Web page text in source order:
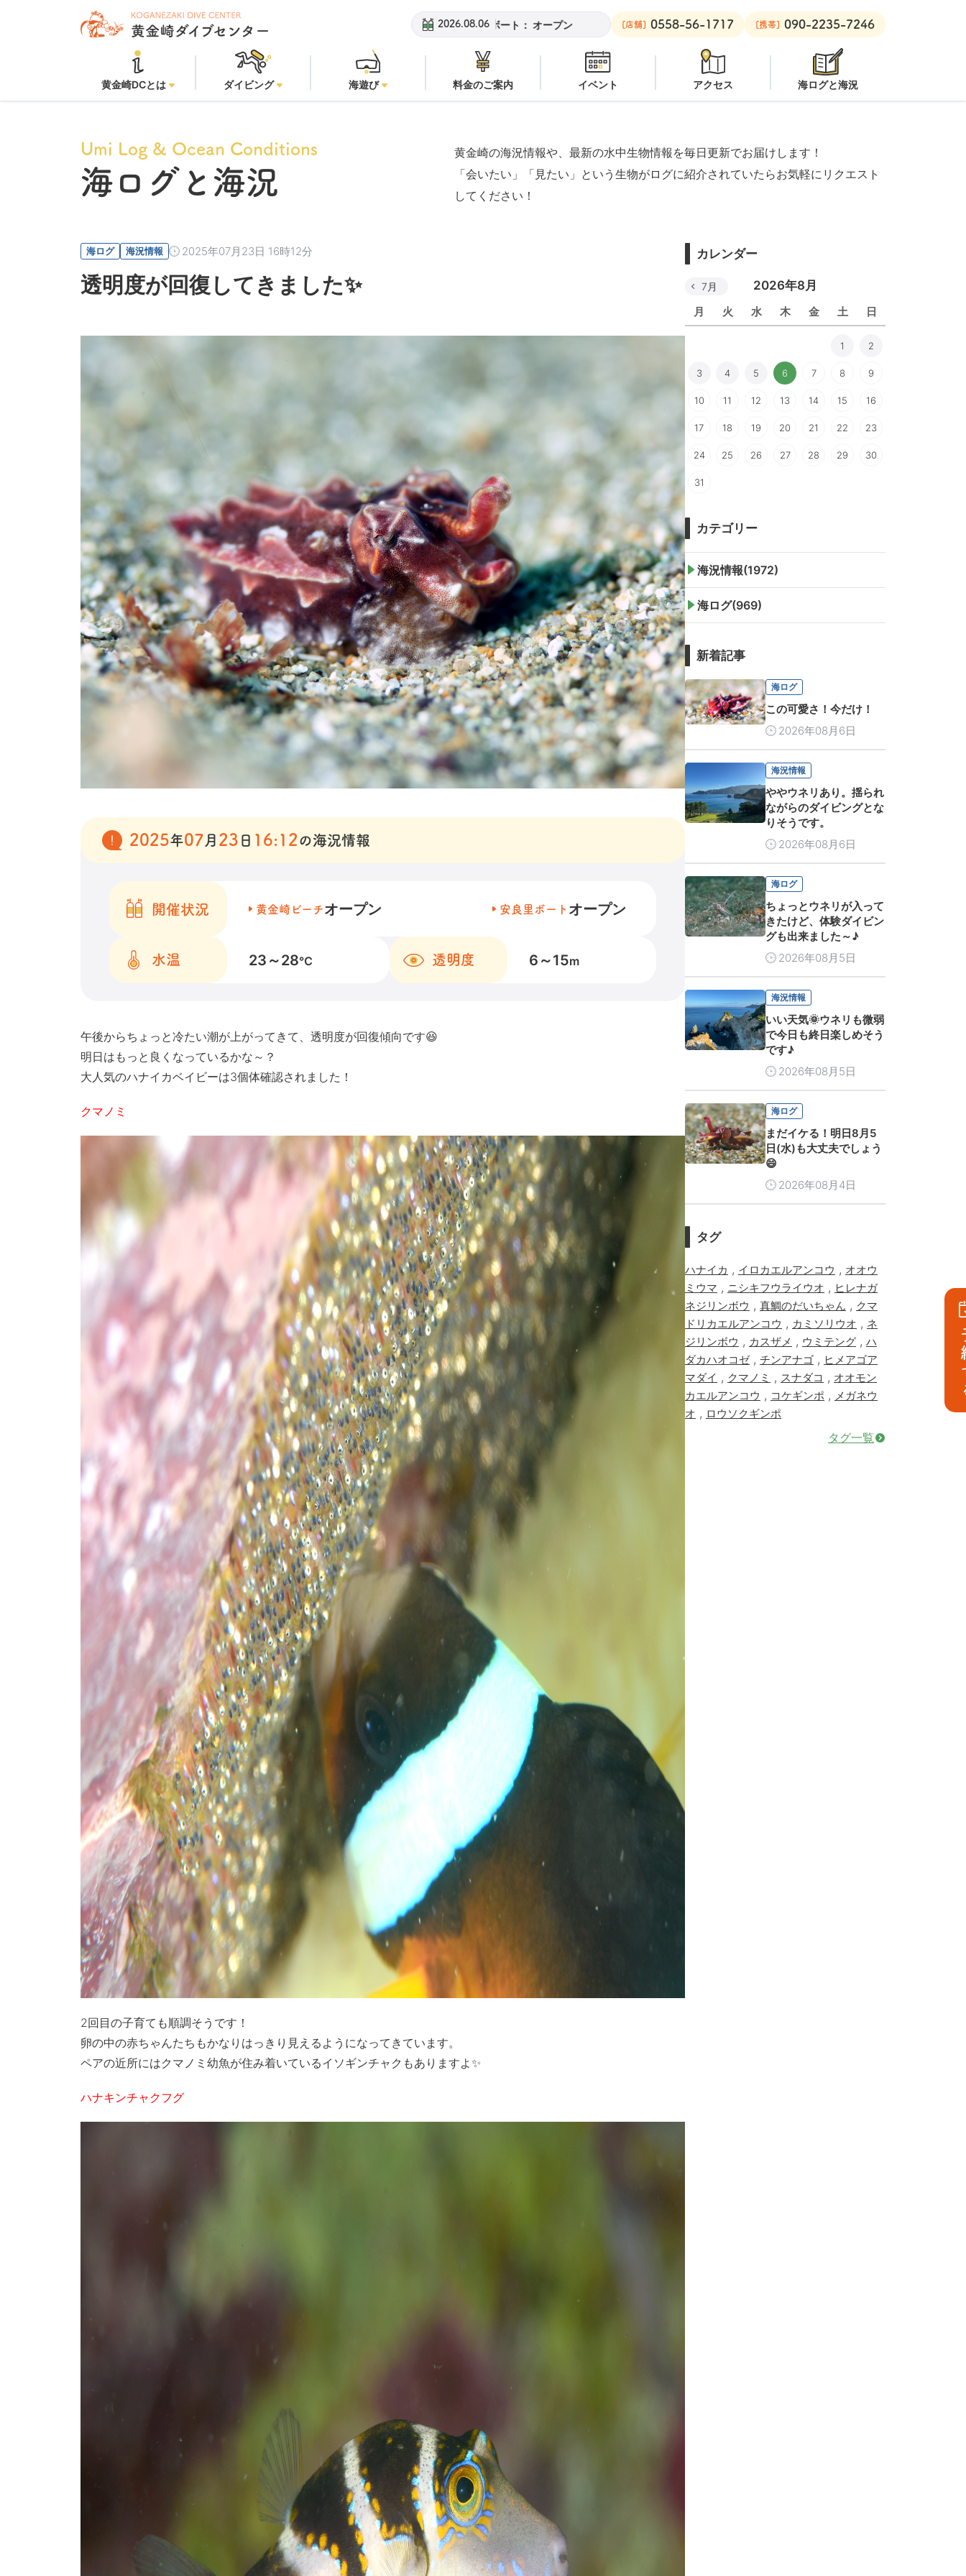
2026.08.06 黄金崎ビーチ：オープン
黄金崎ビーチ： オープン 安良里ボート：オープン
[店舗] 0558-56-1717 [携帯] 090-2235-7246
黄金崎DCとは ダイビング 海遊び 料金のご案内 イベント アクセス 海ログと海況
Umi Log & Ocean Conditions
海ログと海況
黄金崎の海況情報や、最新の水中生物情報を毎日更新でお届けします！
「会いたい」「見たい」という生物がログに紹介されていたらお気軽にリクエスト
してください！
海ログ 海況情報 2025年07月23日 16時12分
透明度が回復してきました✨
2025年07 月 23 日 16:12 の海況情報
開催状況 黄金崎ビーチオープン 安良里ボート オープン
水温 23～28℃ 透明度 6～15m
午後からちょっと冷たい潮が上がってきて、透明度が回復傾向です😆
明日はもっと良くなっているかな～？
大人気のハナイカベイビーは3個体確認されました！
クマノミ
2回目の子育ても順調そうです！
卵の中の赤ちゃんたちもかなりはっきり見えるようになってきています。
ペアの近所にはクマノミ幼魚が住み着いているイソギンチャクもありますよ✨
ハナキンチャクフグ
カレンダー
2026年8月
月 火 水 木 金 土 日
7月
1 2
3 4 5 6 7 8 9
10 11 12 13 14 15 16
17 18 19 20 21 22 23
24 25 26 27 28 29 30
31
カテゴリー
海況情報(1972)
海ログ(969)
新着記事
海ログ
この可愛さ！今だけ！
2026年08月6日
海況情報
ややウネリあり。揺られ
ながらのダイビングとな
りそうです。
2026年08月6日
海ログ
ちょっとウネリが入って
きたけど、体験ダイビン
グも出来ました～♪
2026年08月5日
海況情報
いい天気🌞ウネリも微弱
で今日も終日楽しめそう
です♪
2026年08月5日
海ログ
まだイケる！明日8月5
日(水)も大丈夫でしょう
😄
2026年08月4日
タグ
ハナイカ , イロカエルアンコウ , オオウ
ミウマ , ニシキフウライウオ , ヒレナガ
ネジリンボウ , 真鯛のだいちゃん , クマ
ドリカエルアンコウ , カミソリウオ , ネ
ジリンボウ , カスザメ , ウミテング , ハ
ダカハオコゼ, チンアナゴ , ヒメアゴア
マダイ , クマノミ , スナダコ , オオモン
カエルアンコウ , コケギンポ , メガネウ
オ , ロウソクギンポ
タグ一覧